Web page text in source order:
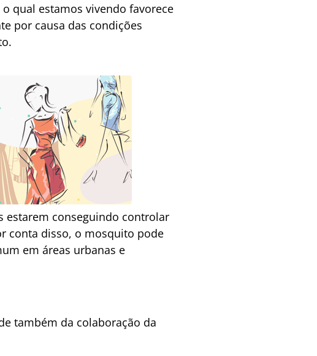
qual estamos vivendo favorece
por causa das condições
estarem conseguindo controlar
conta disso, o mosquito pode
em áreas urbanas e
também da colaboração da